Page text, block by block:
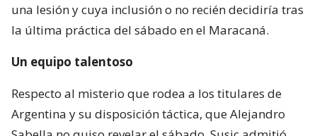
una lesión y cuya inclusión o no recién decidiría tras
la última práctica del sábado en el Maracaná.
Un equipo talentoso
Respecto al misterio que rodea a los titulares de
Argentina y su disposición táctica, que Alejandro